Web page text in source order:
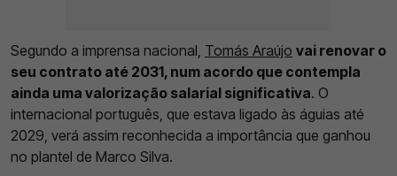
Segundo a imprensa nacional, Tomás Araújo vai renovar o
seu contrato até 2031, num acordo que contempla
ainda uma valorização salarial significativa. O
internacional português, que estava ligado às águias até
2029, verá assim reconhecida a importância que ganhou
no plantel de Marco Silva.